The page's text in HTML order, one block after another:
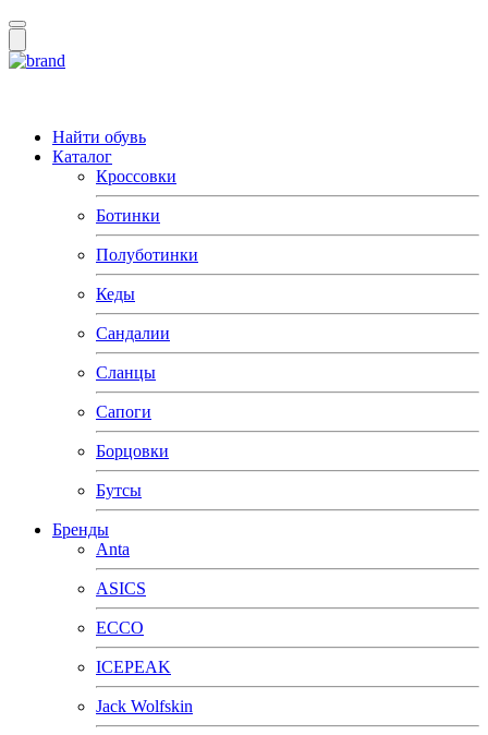
Найти обувь
Каталог
Кроссовки
Ботинки
Полуботинки
Кеды
Сандалии
Сланцы
Сапоги
Борцовки
Бутсы
Бренды
Anta
ASICS
ECCO
ICEPEAK
Jack Wolfskin